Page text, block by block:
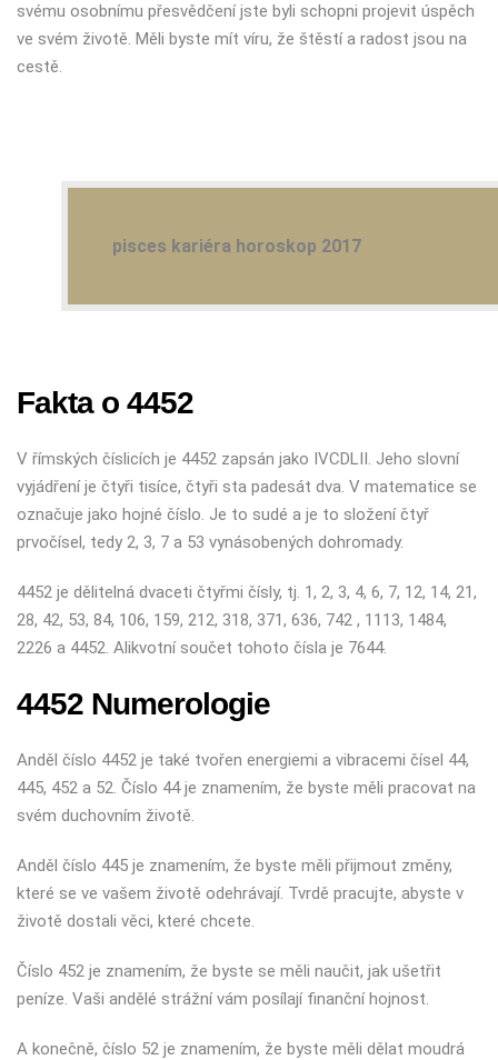
svému osobnímu přesvědčení jste byli schopni projevit úspěch
ve svém životě. Měli byste mít víru, že štěstí a radost jsou na
cestě.
pisces kariéra horoskop 2017
Fakta o 4452
V římských číslicích je 4452 zapsán jako IVCDLII. Jeho slovní
vyjádření je čtyři tisíce, čtyři sta padesát dva. V matematice se
označuje jako hojné číslo. Je to sudé a je to složení čtyř
prvočísel, tedy 2, 3, 7 a 53 vynásobených dohromady.
4452 je dělitelná dvaceti čtyřmi čísly, tj. 1, 2, 3, 4, 6, 7, 12, 14, 21,
28, 42, 53, 84, 106, 159, 212, 318, 371, 636, 742 , 1113, 1484,
2226 a 4452. Alikvotní součet tohoto čísla je 7644.
4452 Numerologie
Anděl číslo 4452 je také tvořen energiemi a vibracemi čísel 44,
445, 452 a 52. Číslo 44 je znamením, že byste měli pracovat na
svém duchovním životě.
Anděl číslo 445 je znamením, že byste měli přijmout změny,
které se ve vašem životě odehrávají. Tvrdě pracujte, abyste v
životě dostali věci, které chcete.
Číslo 452 je znamením, že byste se měli naučit, jak ušetřit
peníze. Vaši andělé strážní vám posílají finanční hojnost.
A konečně, číslo 52 je znamením, že byste měli dělat moudrá